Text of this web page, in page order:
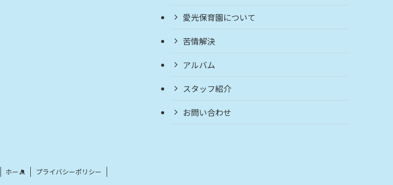
愛光保育園について
苦情解決
アルバム
スタッフ紹介
お問い合わせ
ホーム プライバシーポリシー